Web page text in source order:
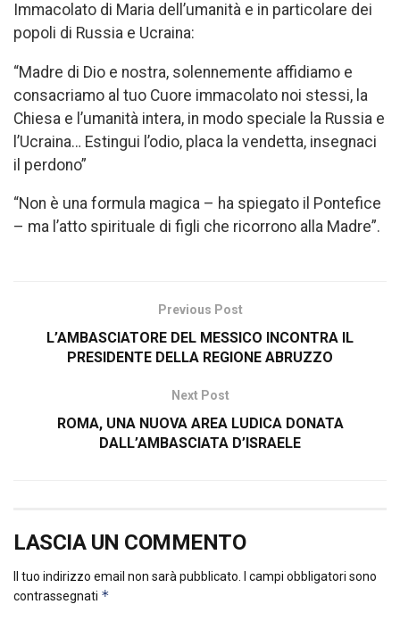
Immacolato di Maria dell’umanità e in particolare dei
popoli di Russia e Ucraina:
“Madre di Dio e nostra, solennemente affidiamo e
consacriamo al tuo Cuore immacolato noi stessi, la
Chiesa e l’umanità intera, in modo speciale la Russia e
l’Ucraina… Estingui l’odio, placa la vendetta, insegnaci
il perdono”
“Non è una formula magica – ha spiegato il Pontefice
– ma l’atto spirituale di figli che ricorrono alla Madre”.
Previous Post
L’AMBASCIATORE DEL MESSICO INCONTRA IL
PRESIDENTE DELLA REGIONE ABRUZZO
Next Post
ROMA, UNA NUOVA AREA LUDICA DONATA
DALL’AMBASCIATA D’ISRAELE
LASCIA UN COMMENTO
Il tuo indirizzo email non sarà pubblicato.
I campi obbligatori sono
contrassegnati *